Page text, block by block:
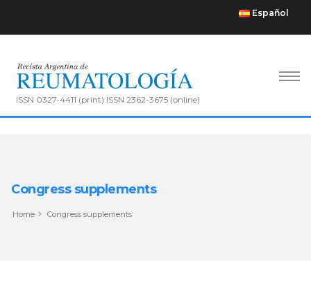
Español
ISSN 0327-4411 (print) ISSN 2362-3675 (online)
Congress supplements
Home Congress supplements